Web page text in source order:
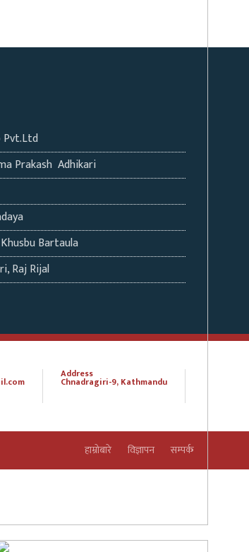
Pvt.Ltd
Prakash Adhikari
Bartaula
Raj Rijal
Address
Chnadragiri-9, Kathmandu
हाम्रोबारे विज्ञापन सम्पर्क